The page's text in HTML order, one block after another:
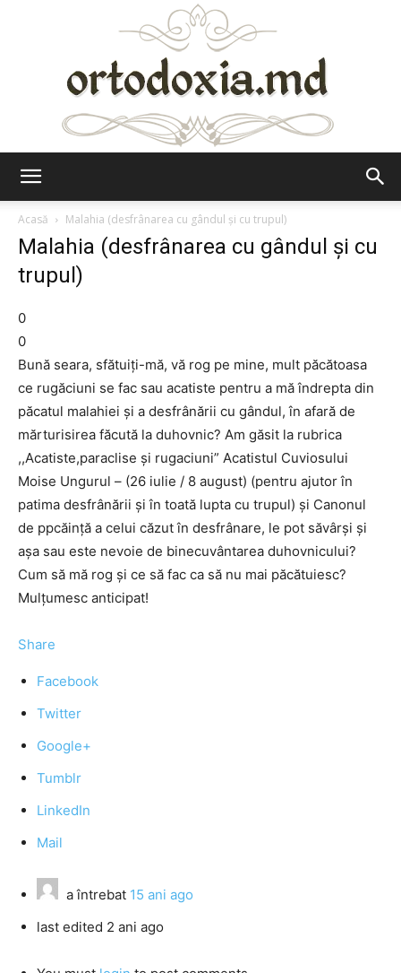
Acasă
Malahia (desfrânarea cu gândul şi cu trupul)
Malahia (desfrânarea cu gândul şi cu
trupul)
0
0
Bună seara, sfătuiţi-mă, vă rog pe mine, mult păcătoasa
ce rugăciuni se fac sau acatiste pentru a mă îndrepta din
păcatul malahiei şi a desfrânării cu gândul, în afară de
mărturisirea făcută la duhovnic? Am găsit la rubrica
,,Acatiste,paraclise şi rugaciuni” Acatistul Cuviosului
Moise Ungurul – (26 iulie / 8 august) (pentru ajutor în
patima desfrânării şi în toată lupta cu trupul) şi Canonul
de ppcăinţă a celui căzut în desfrânare, le pot săvârşi şi
aşa sau este nevoie de binecuvântarea duhovnicului?
Cum să mă rog şi ce să fac ca să nu mai păcătuiesc?
Mulţumesc anticipat!
Share
Facebook
Twitter
Google+
Tumblr
LinkedIn
Mail
a întrebat 15 ani ago
last edited 2 ani ago